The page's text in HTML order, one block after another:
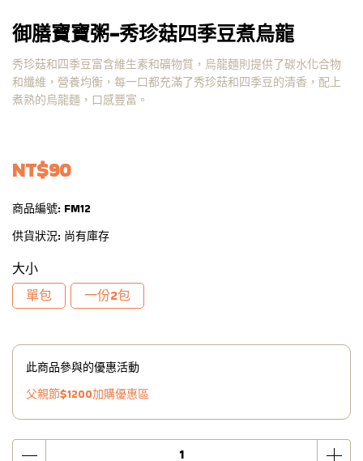
御膳寶寶粥-秀珍菇四季豆煮烏龍
秀珍菇和四季豆富含維生素和礦物質，烏龍麵則提供了碳水化合物
和纖維，營養均衡，每一口都充滿了秀珍菇和四季豆的清香，配上
煮熟的烏龍麵，口感豐富。
NT$90
商品編號: FM12
供貨狀況: 尚有庫存
大小
單包
一份2包
此商品參與的優惠活動
父親節$1200加購優惠區